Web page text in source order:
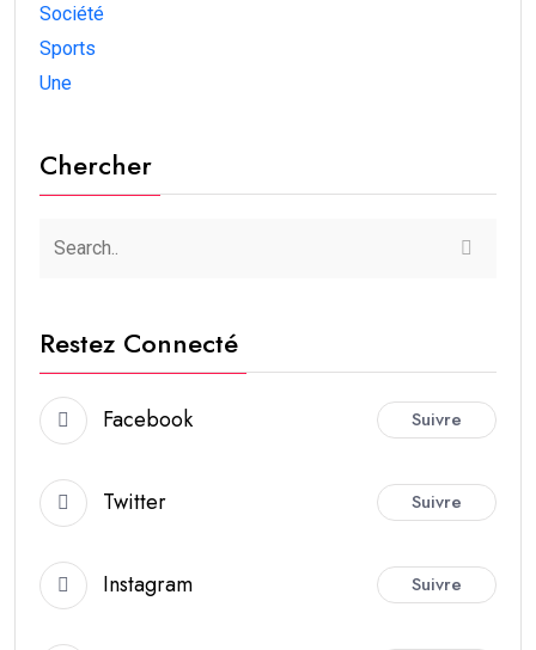
Société
Sports
Une
Chercher
Restez Connecté
Facebook Suivre
Twitter Suivre
Instagram Suivre